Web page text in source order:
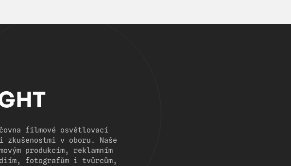
filmové osvětlovací
v oboru. Naše
produkcím, reklamním
fotografům i tvůrcům,